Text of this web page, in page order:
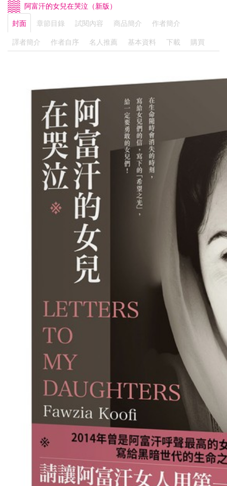
阿富汗的女兒在哭泣（新版）
封面
章節目錄 試閱內容 商品簡介
作者簡介
譯者簡介
作者自序 名人推薦 基本資料 下載 購買